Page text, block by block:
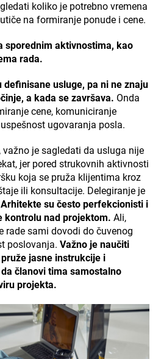
koliko je potrebno vremena
na formiranje ponude i cene.
sporednim aktivnostima, kao
rada.
usluge, pa ni ne znaju
a kada se završava. Onda
cene, komuniciranje
ugovaranja posla.
važno je sagledati da usluga nije
jer pored strukovnih aktivnosti
koja se pruža klijentima kroz
ili konsultacije. Delegiranje je
Arhitekte su često perfekcionisti i
kontrolu nad projektom. Ali,
rade sami dovodi do čuvenog
poslovanja. Važno je naučiti
jasne instrukcije i
članovi tima samostalno
projekta.